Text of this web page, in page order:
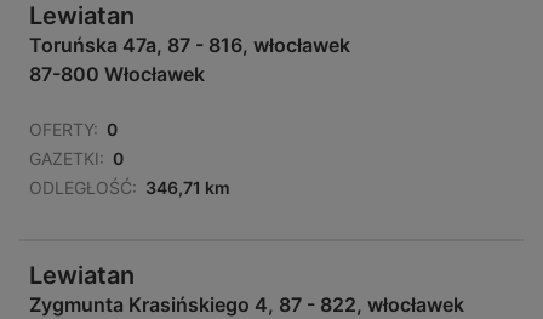
Lewiatan
Toruńska 47a, 87 - 816, włocławek
87-800 Włocławek
OFERTY: 0
GAZETKI: 0
ODLEGŁOŚĆ: 346,71 km
Lewiatan
Zygmunta Krasińskiego 4, 87 - 822, włocławek